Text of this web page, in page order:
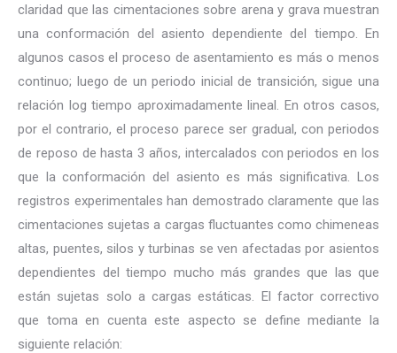
claridad que las cimentaciones sobre arena y grava muestran
una conformación del asiento dependiente del tiempo. En
algunos casos el proceso de asentamiento es más o menos
continuo; luego de un periodo inicial de transición, sigue una
relación log tiempo aproximadamente lineal. En otros casos,
por el contrario, el proceso parece ser gradual, con periodos
de reposo de hasta 3 años, intercalados con periodos en los
que la conformación del asiento es más significativa. Los
registros experimentales han demostrado claramente que las
cimentaciones sujetas a cargas fluctuantes como chimeneas
altas, puentes, silos y turbinas se ven afectadas por asientos
dependientes del tiempo mucho más grandes que las que
están sujetas solo a cargas estáticas. El factor correctivo
que toma en cuenta este aspecto se define mediante la
siguiente relación: